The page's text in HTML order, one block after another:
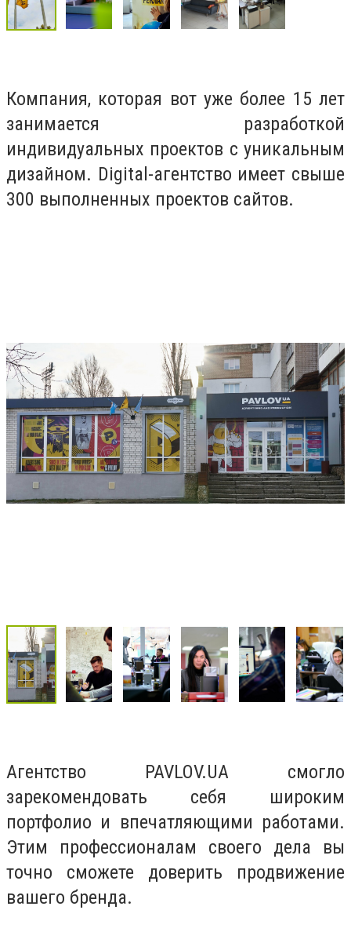
Компания, которая вот уже более 15 лет
занимается разработкой
индивидуальных проектов с уникальным
дизайном. Digital-агентство имеет свыше
300 выполненных проектов сайтов.
Агентство PAVLOV.UA смогло
зарекомендовать себя широким
портфолио и впечатляющими работами.
Этим профессионалам своего дела вы
точно сможете доверить продвижение
вашего бренда.